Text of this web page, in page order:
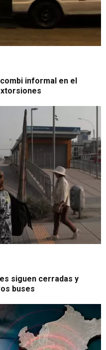
informal en el
siguen cerradas y
buses